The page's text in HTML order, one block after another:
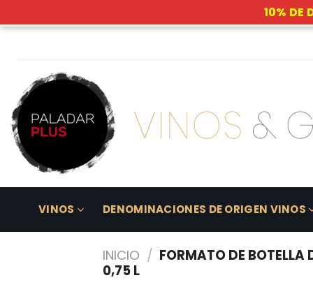
Skip
VINOS DENOMINACIONES DE ORIGEN VINOS
INICIO / FORMATO DE BOTELLA
0,75 L
10% DE